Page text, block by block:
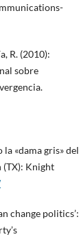
R. (2010):
sobre
«dama gris» del
(TX): Knight
change politics’: